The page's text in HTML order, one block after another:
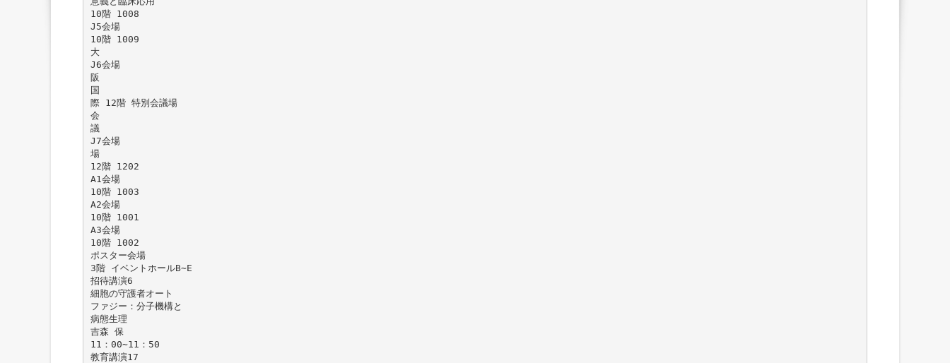
10階 1008
J5会場
10階 1009
大
J6会場
阪
国
際 12階 特別会議場
会
議
J7会場
場
12階 1202
A1会場
10階 1003
A2会場
10階 1001
A3会場
10階 1002
ポスター会場
3階 イベントホールB∼E
招待講演6
細胞の守護者オート
ファジー：分子機構と
病態生理
吉森 保
11：00∼11：50
教育講演17